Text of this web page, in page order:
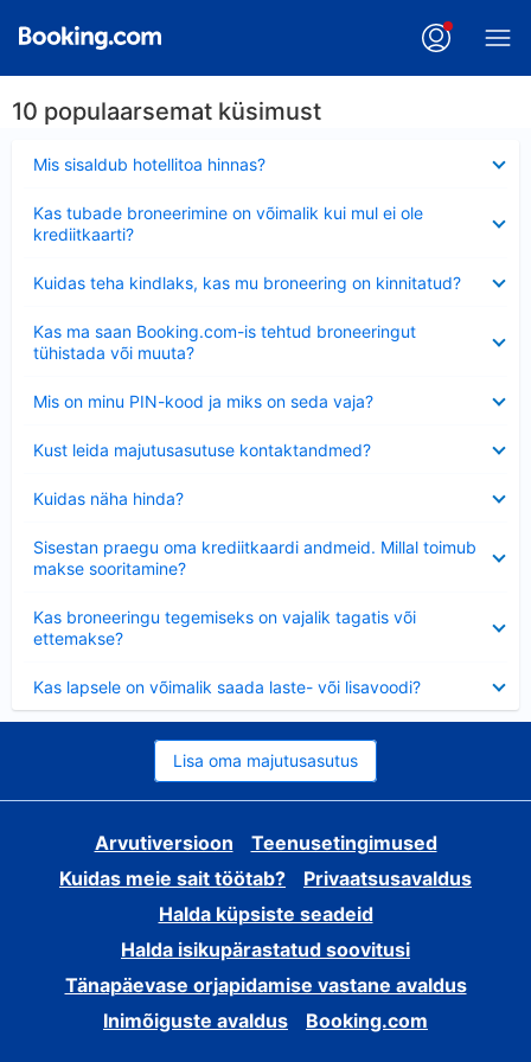
10 populaarsemat küsimust
Mis sisaldub hotellitoa hinnas?
Kas tubade broneerimine on võimalik kui mul ei ole
krediitkaarti?
Kuidas teha kindlaks, kas mu broneering on kinnitatud?
Kas ma saan Booking.com-is tehtud broneeringut
tühistada või muuta?
Mis on minu PIN-kood ja miks on seda vaja?
Kust leida majutusasutuse kontaktandmed?
Kuidas näha hinda?
Sisestan praegu oma krediitkaardi andmeid. Millal toimub
makse sooritamine?
Kas broneeringu tegemiseks on vajalik tagatis või
ettemakse?
Kas lapsele on võimalik saada laste- või lisavoodi?
Lisa oma majutusasutus
Arvutiversioon
Teenusetingimused
Kuidas meie sait töötab?
Privaatsusavaldus
Halda küpsiste seadeid
Halda isikupärastatud soovitusi
Tänapäevase orjapidamise vastane avaldus
Inimõiguste avaldus
Booking.com